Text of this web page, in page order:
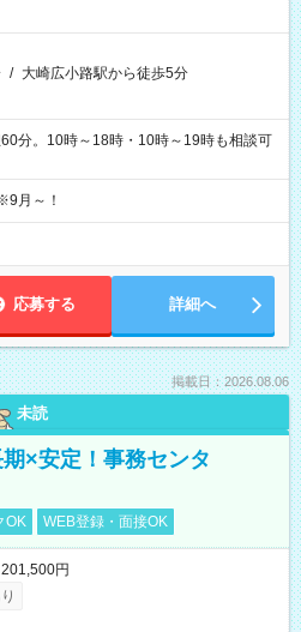
/ 大崎広小路駅から徒歩5分
分。10時～18時・10時～19時も相談可
月～！
応募する 詳細へ
掲載日：2026.08.06
未読
期×安定！事務センタ
OK WEB登録・面接OK
円